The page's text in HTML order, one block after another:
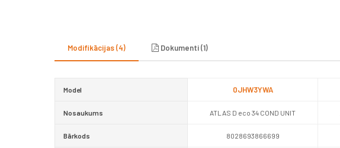
Modifikācijas (4) Dokumenti (1)
Model 0JHW3YWA
Nosaukums ATLAS D eco 34 COND UNIT
Bārkods 8028693866699